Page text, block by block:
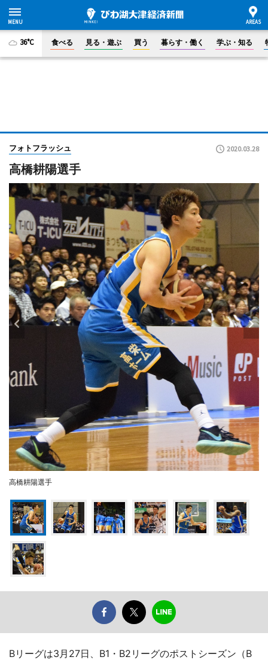
36°C 食べる 見る・遊ぶ 買う 暮らす・働く 学ぶ・知る
フォトフラッシュ 2020.03.28
高橋耕陽選手
高橋耕陽選手
Bリーグは3月27日、B1・B2リーグのポストシーズン（B